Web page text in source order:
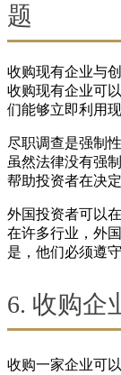
题
收购现有企业与
收购现有企业可
们能够立即利用
尽职调查是强制
虽然法律没有强
帮助投资者在决
外国投资者可以
在许多行业，外
是，他们必须遵
6. 收购企
收购一家企业可